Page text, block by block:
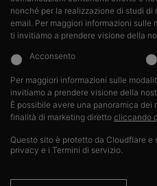
nonché per la realizzazione di studi
email. Per maggiori informazioni
ti invitiamo a prendere visione della
Acconsento
Per maggiori informazioni sulle
invitiamo a prendere visione della
È possibile avere una panoramica
finalità di marketing diretto cliccando
Questo sito è protetto da Cloudflare
privacy e i Termini di servizio.